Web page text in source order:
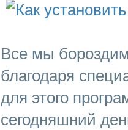
Все мы
благодаря
для этого
сегодняшний